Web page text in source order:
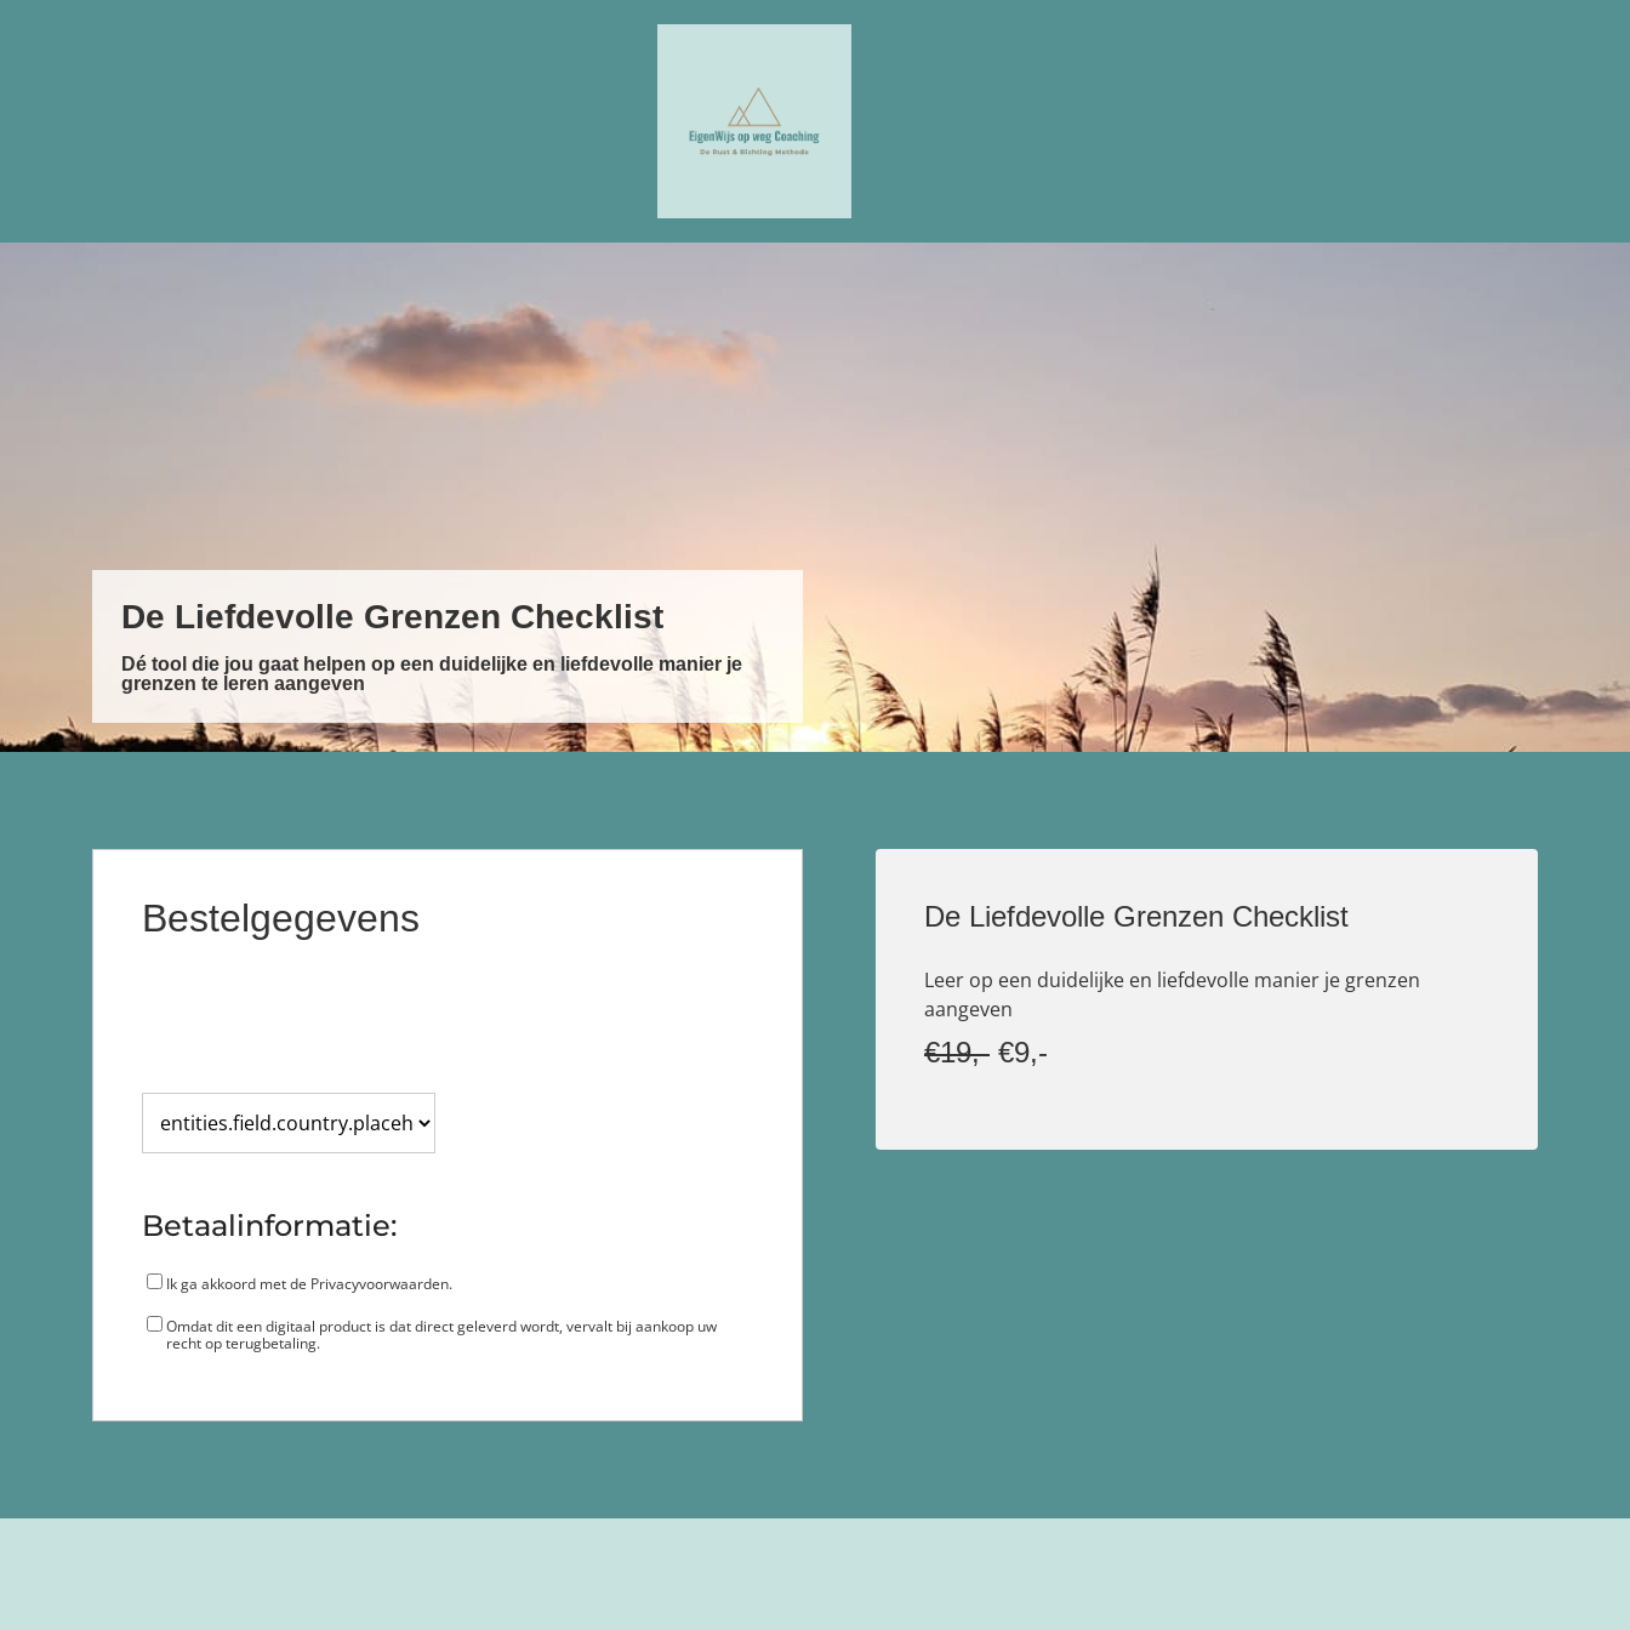
De Liefdevolle Grenzen Checklist
Dé tool die jou gaat helpen op een duidelijke en liefdevolle manier je
grenzen te leren aangeven
Bestelgegevens
Betaalinformatie:
Ik ga akkoord met de Privacyvoorwaarden.
Omdat dit een digitaal product is dat direct geleverd wordt, vervalt bij aankoop uw
recht op terugbetaling.
De Liefdevolle Grenzen Checklist
Leer op een duidelijke en liefdevolle manier je grenzen
aangeven
€19,- €9,-